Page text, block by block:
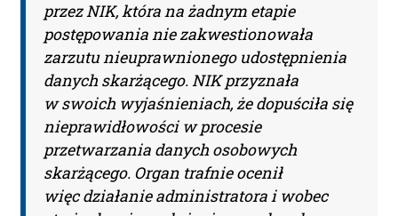
Nazwa Firmy:
NIP:
Adres firmy:
przez NIK, która na żadnym etapie
postępowania nie zakwestionowała
zarzutu nieuprawnionego udostępnienia
danych skarżącego. NIK przyznała
w swoich wyjaśnieniach, że dopuściła się
nieprawidłowości w procesie
przetwarzania danych osobowych
skarżącego. Organ trafnie ocenił
więc działanie administratora i wobec